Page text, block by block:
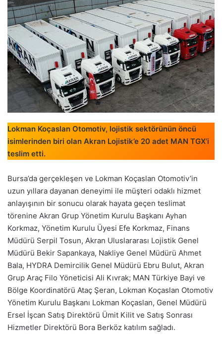
Lokman Koçaslan Otomotiv, lojistik sektörünün öncü
isimlerinden biri olan Akran Lojistik’e 20 adet MAN TGX’i
teslim etti.
Bursa’da gerçekleşen ve Lokman Koçaslan Otomotiv’in
uzun yıllara dayanan deneyimi ile müşteri odaklı hizmet
anlayışının bir sonucu olarak hayata geçen teslimat
törenine Akran Grup Yönetim Kurulu Başkanı Ayhan
Korkmaz, Yönetim Kurulu Üyesi Efe Korkmaz, Finans
Müdürü Serpil Tosun, Akran Uluslararası Lojistik Genel
Müdürü Bekir Sapankaya, Nakliye Genel Müdürü Ahmet
Bala, HYDRA Demircilik Genel Müdürü Ebru Bulut, Akran
Grup Araç Filo Yöneticisi Ali Kıvrak; MAN Türkiye Bayi ve
Bölge Koordinatörü Ataç Şeran, Lokman Koçaslan Otomotiv
Yönetim Kurulu Başkanı Lokman Koçaslan, Genel Müdürü
Ersel İşcan Satış Direktörü Ümit Kilit ve Satış Sonrası
Hizmetler Direktörü Bora Berköz katılım sağladı.